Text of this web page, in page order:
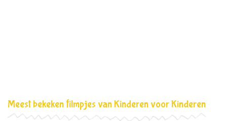
Meest bekeken filmpjes van Kinderen voor Kinderen